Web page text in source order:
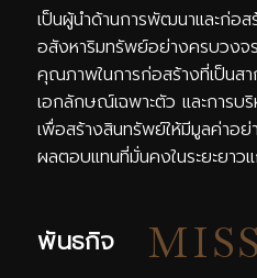
เป็นผู้นำด้านการพัฒนาและก่อส
อสังหาริมทรัพย์อย่างครบวงจ
คุณภาพในการก่อสร้างที่เป็นส
เอกลักษณ์เฉพาะตัว และการบ
เพื่อสร้างสินทรัพย์ให้มีมูลค่าอย่
ผลตอบแทนที่มั่นคงในระยะยาว
พันธกิจ